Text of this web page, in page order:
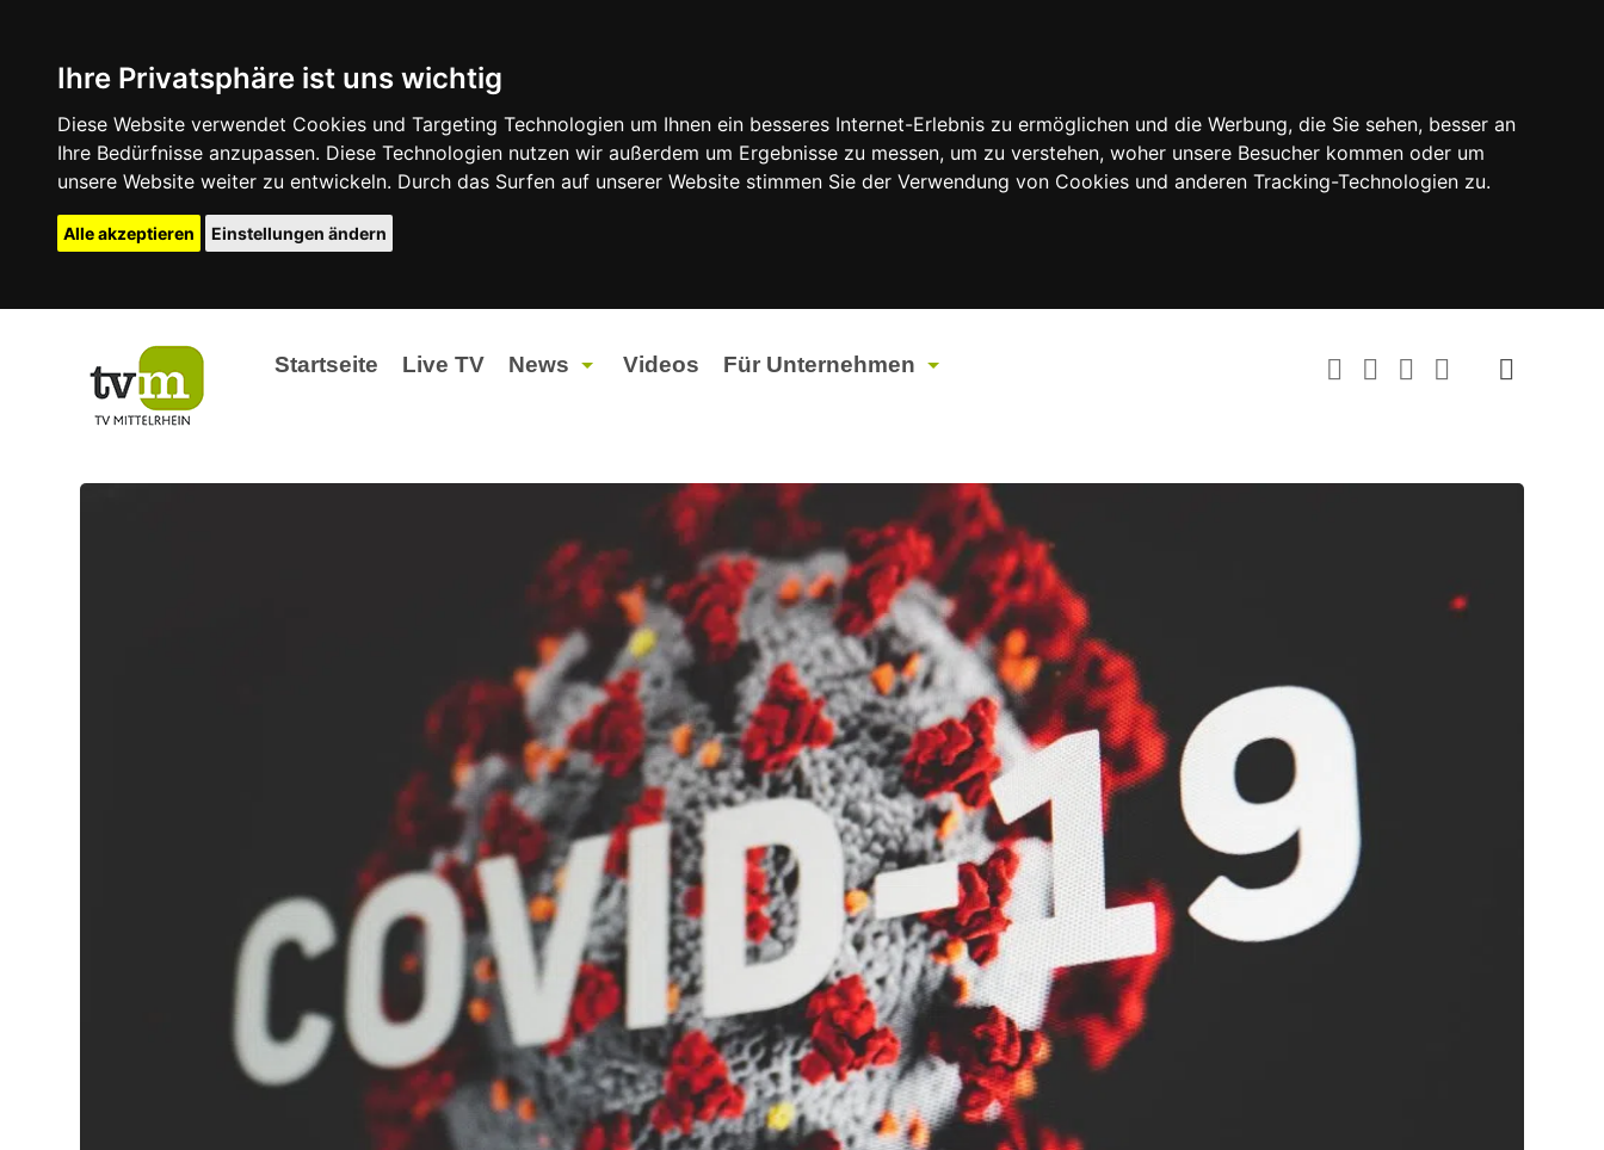
Ihre Privatsphäre ist uns wichtig
Diese Website verwendet Cookies und Targeting Technologien um Ihnen ein besseres Internet-Erlebnis zu ermöglichen und die Werbung, die Sie sehen, besser an
Ihre Bedürfnisse anzupassen. Diese Technologien nutzen wir außerdem um Ergebnisse zu messen, um zu verstehen, woher unsere Besucher kommen oder um
unsere Website weiter zu entwickeln. Durch das Surfen auf unserer Website stimmen Sie der Verwendung von Cookies und anderen Tracking-Technologien zu.
Alle akzeptieren Einstellungen ändern
Startseite Live TV News
Landtagswahlen 2026
Lokales
Partner Content
Sport
Videos Für Unternehmen